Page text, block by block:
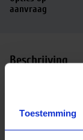
Toestemming
aanvraag
Beschrijving
aluminium
het best in